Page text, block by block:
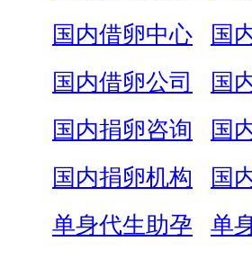
国内借卵中心
国
国内借卵公司
国
国内捐卵咨询
国
国内捐卵机构
国
单身代生助孕
单